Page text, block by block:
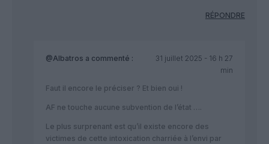
RÉPONDRE
@Albatros a commenté :
31 juillet 2025 - 16 h 27
min
Faut il encore le préciser ? Et bien oui !
AF ne touche aucune subvention de l’état ….
Le plus surprenant est qu’il existe encore des
victimes de cette intoxication charriée à l’envi par